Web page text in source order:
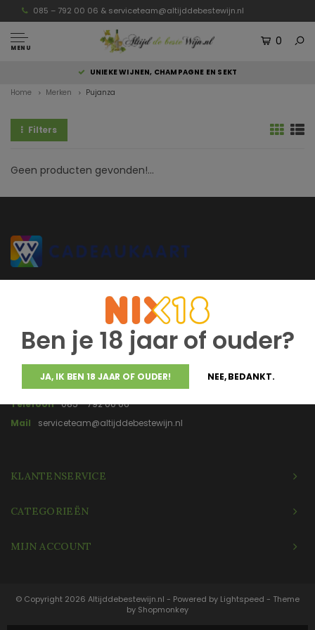
085 – 792 00 06 & serviceteam@altijddebestewijn.nl
MENU
0
UNIEKE WIJNEN, CHAMPAGNE EN SEKT
Ben je 18 jaar of ouder?
JA, IK BEN 18 JAAR OF OUDER! NEE, BEDANKT.
Home Merken Pujanza
Filters
Geen producten gevonden!...
Altijddebestewijn.nl heeft uitsluitend wijnen van topkwaliteit die
rechtstreeks van de wijnboer komen en door de wijnboer zelf zijn
gemaakt en gebotteld.
Telefoon 085 - 792 00 06
Mail
serviceteam@altijddebestewijn.nl
KLANTENSERVICE
CATEGORIEËN
MIJN ACCOUNT
© Copyright 2026 Altijddebestewijn.nl - Powered by Lightspeed - Theme
by Shopmonkey